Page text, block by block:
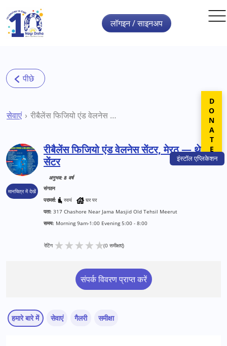
Skip to main content
इंस्टॉलएप्लिकेशन
लॉगइन / साइनअप
सेवाएं रीबैलेंस फिजियो एंड वेलनेस सेंटर, मेरठ — थेरेपी सेंटर
मानचित्र में देखें
रीबैलेंस फिजियो एंड वेलनेस सेंटर, मेरठ — थेरेपी
सेंटर
अनुभव: 8 वर्ष
संगठन
परामर्श:
स्वयं
घर पर
पता: 317 Chashore Near Jama Masjid Old Tehsil Meerut
समय: Morning 9am-1:00 Evening 5:00 - 8:00
रेटिंग ★★★★★(0 समीक्षाएं)
संपर्क विवरण प्राप्त करें
हमारे बारे में सेवाएं गैलरी समीक्षा
DONATE